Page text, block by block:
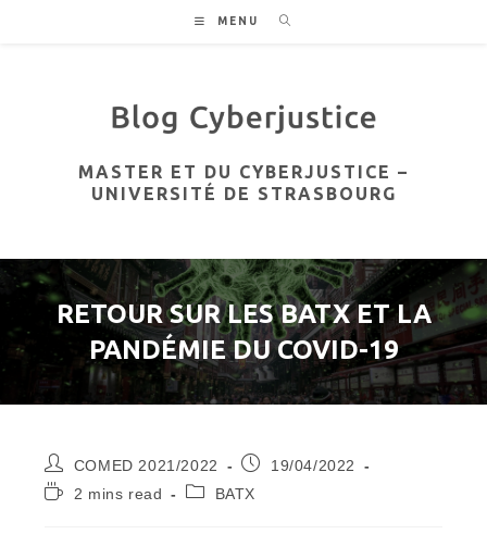
MENU
MASTER ET DU CYBERJUSTICE –
UNIVERSITÉ DE STRASBOURG
RETOUR SUR LES BATX ET LA
PANDÉMIE DU COVID-19
Auteur/autrice
de
la
COMED 2021/2022
Publication
19/04/2022
Temps2 mins read
PostBATX